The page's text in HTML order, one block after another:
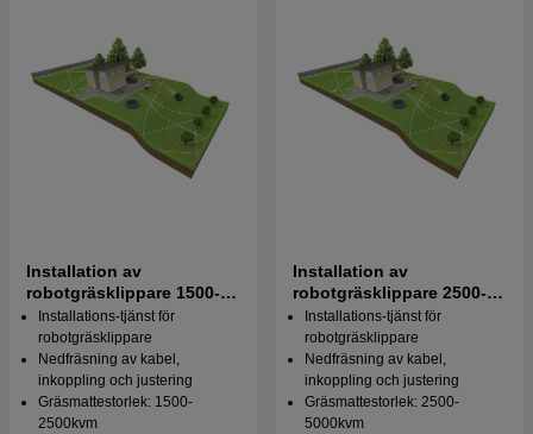
Installation av
robotgräsklippare 1500-
2500kvm
Installations-tjänst för
robotgräsklippare
Nedfräsning av kabel,
inkoppling och justering
Gräsmattestorlek: 1500-
2500kvm
Installation av
robotgräsklippare 2500-
5000kvm
Installations-tjänst för
robotgräsklippare
Nedfräsning av kabel,
inkoppling och justering
Gräsmattestorlek: 2500-
5000kvm